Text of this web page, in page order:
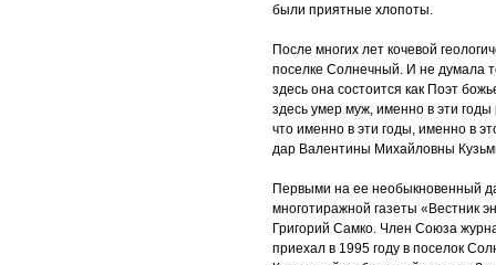
были приятные хлопоты.
После многих лет кочевой
поселке Солнечный. И не думала
здесь она состоится как Поэт
здесь умер муж, именно в эти
что именно в эти годы, именно в
дар Валентины Михайловны
Первыми на ее необыкновенный
многотиражной газеты «Вестник
Григорий Самко. Член Союза
приехал в 1995 году в поселок